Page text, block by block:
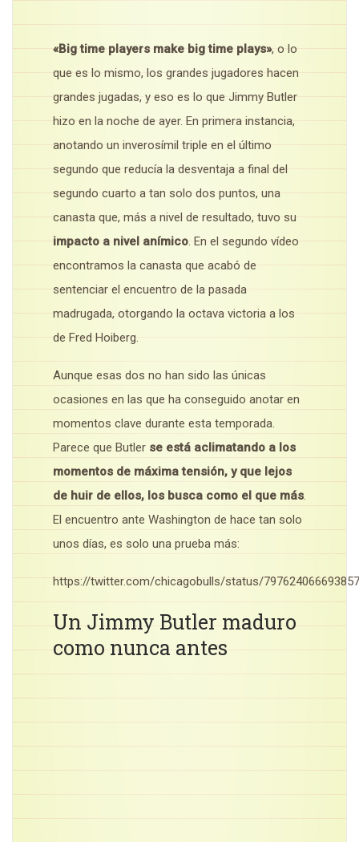
«Big time players make big time plays», o lo
que es lo mismo, los grandes jugadores hacen
grandes jugadas, y eso es lo que Jimmy Butler
hizo en la noche de ayer. En primera instancia,
anotando un inverosímil triple en el último
segundo que reducía la desventaja a final del
segundo cuarto a tan solo dos puntos, una
canasta que, más a nivel de resultado, tuvo su
impacto a nivel anímico. En el segundo vídeo
encontramos la canasta que acabó de
sentenciar el encuentro de la pasada
madrugada, otorgando la octava victoria a los
de Fred Hoiberg.
Aunque esas dos no han sido las únicas
ocasiones en las que ha conseguido anotar en
momentos clave durante esta temporada.
Parece que Butler se está aclimatando a los
momentos de máxima tensión, y que lejos
de huir de ellos, los busca como el que más.
El encuentro ante Washington de hace tan solo
unos días, es solo una prueba más:
https://twitter.com/chicagobulls/status/
Un Jimmy Butler maduro
como nunca antes